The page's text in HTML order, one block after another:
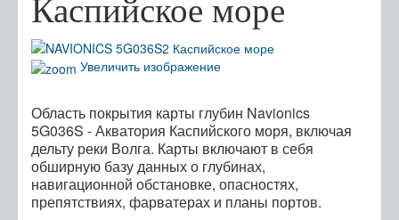
Каспийское море
Увеличить изображение
Область покрытия карты глубин Navionics
5G036S - Акватория Каспийского моря, включая
дельту реки Волга. Карты включают в себя
обширную базу данных о глубинах,
навигационной обстановке, опасностях,
препятствиях, фарватерах и планы портов.